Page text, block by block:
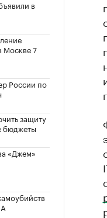
в
Москве 7
России по
защиту
бюджеты
«Джем»